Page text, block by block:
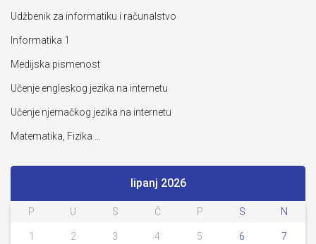
Udžbenik za informatiku i računalstvo
Informatika 1
Medijska pismenost
Učenje engleskog jezika na internetu
Učenje njemačkog jezika na internetu
Matematika, Fizika …
lipanj 2026
P U S Č P S N
1 2 3 4 5 6 7